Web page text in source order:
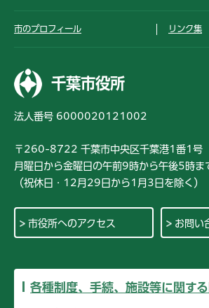
市のプロフィール リンク集
千葉市役所
法人番号 6000020121002
〒260-8722 千葉市中央区千葉港1番1号
月曜日から金曜日の午前9時から午後5時ま
（祝休日・12月29日から1月3日を除く）
市役所へのアクセス お問い
各種制度、手続、施設等に関す